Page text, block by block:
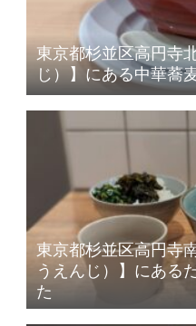
東京都杉並区高円寺
じ）】にある中華蕎
東京都杉並区高円寺
うえんじ）】にある
た